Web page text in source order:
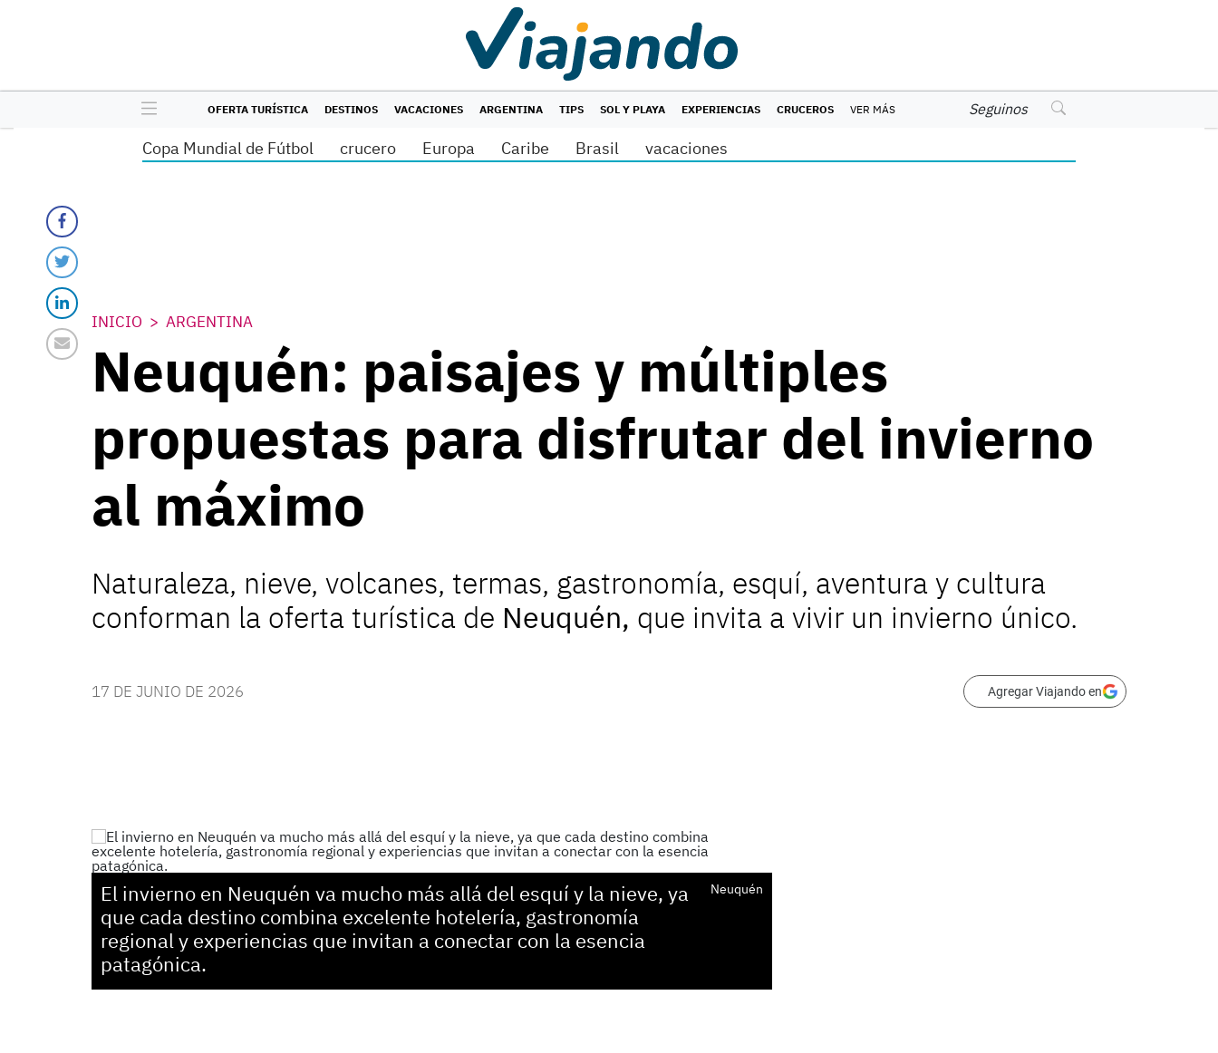
OFERTA TURÍSTICA DESTINOS VACACIONES ARGENTINA TIPS SOL Y PLAYA EXPERIENCIAS CRUCEROS VER MÁS Seguinos
Copa Mundial de Fútbol crucero Europa Caribe Brasil vacaciones
INICIO ARGENTINA
Neuquén: paisajes y múltiples
propuestas para disfrutar del invierno
al máximo
Naturaleza, nieve, volcanes, termas, gastronomía, esquí, aventura y cultura
conforman la oferta turística de Neuquén, que invita a vivir un invierno único.
17 DE JUNIO DE 2026 Agregar Viajando en
El invierno en Neuquén va mucho más allá del esquí y la nieve, ya
que cada destino combina excelente hotelería, gastronomía
regional y experiencias que invitan a conectar con la esencia
patagónica.
Neuquén